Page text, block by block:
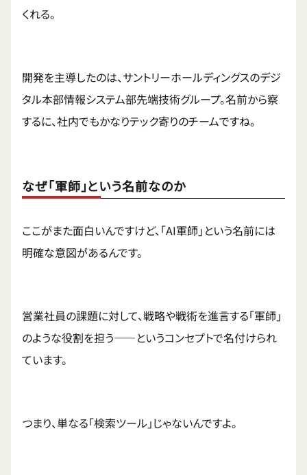
くれる。
開発を主導したのは、サントリーホールディングスのデジ
タル本部情報システム部先端技術グループ。名前から察
するに、社内でもかなりテック寄りのチームですね。
なぜ「軍師」という名前なのか
ここがまた面白いんですけど、「AI軍師」という名前には
明確な意図があるんです。
営業社員の課題に対して、戦略や戦術を進言する「軍師」
のような役割を担う——というコンセプトで名付けられ
ています。
つまり、単なる「検索ツール」じゃないんですよ。